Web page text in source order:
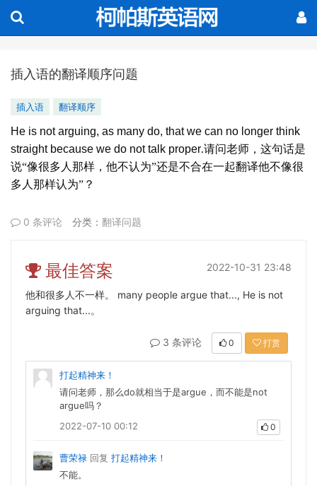
插入语的翻译顺序问题
插入语 翻译顺序
He is not arguing, as many do, that we can no longer think
straight because we do not talk proper.请问老师，这句话是
说“像很多人那样，他不认为”还是不合在一起翻译他不像很
多人那样认为”？
0 条评论 分类： 翻译问题
最佳答案 2022-10-31 23:48
他和很多人不一样。 many people argue that..., He is not
arguing that...。
3 条评论 0 打赏
打起精神来！
请问老师，那么do就相当于是argue，而不能是not
argue吗？
2022-07-10 00:12
0
曹荣禄 回复 打起精神来！
不能。